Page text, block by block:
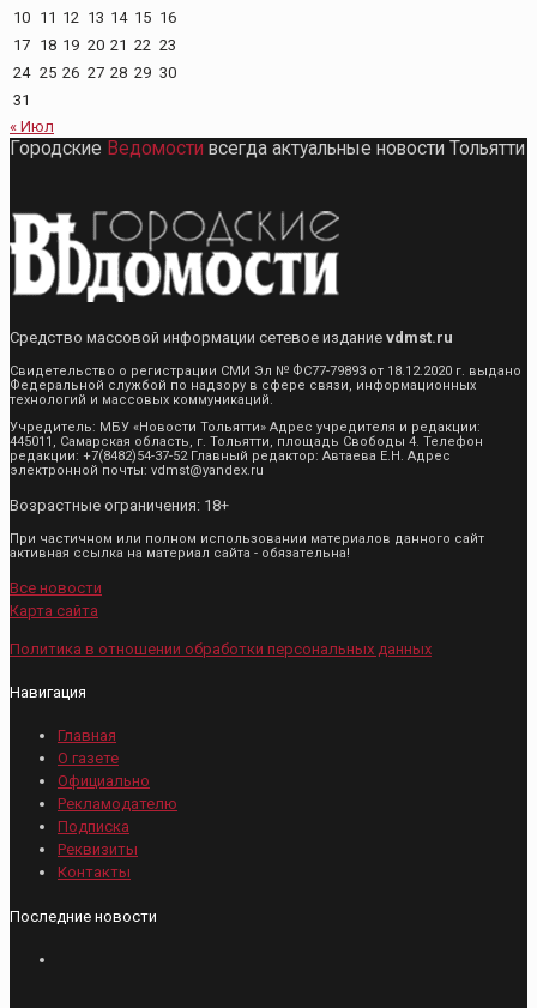
10 11 12 13 14 15 16
17 18 19 20 21 22 23
24 25 26 27 28 29 30
31
« Июл
Городские Ведомости всегда актуальные новости Тольятти
Средство массовой информации сетевое издание vdmst.ru
Свидетельство о регистрации СМИ Эл № ФС77-79893 от 18.12.2020 г. выдано
Федеральной службой по надзору в сфере связи, информационных
технологий и массовых коммуникаций.
Учредитель: МБУ «Новости Тольятти» Адрес учредителя и редакции:
445011, Самарская область, г. Тольятти, площадь Свободы 4. Телефон
редакции: +7(8482)54-37-52 Главный редактор: Автаева Е.Н. Адрес
электронной почты: vdmst@yandex.ru
Возрастные ограничения: 18+
При частичном или полном использовании материалов данного сайт
активная ссылка на материал сайта - обязательна!
Все новости
Карта сайта
Политика в отношении обработки персональных данных
Навигация
Главная
О газете
Официально
Рекламодателю
Подписка
Реквизиты
Контакты
Последние новости